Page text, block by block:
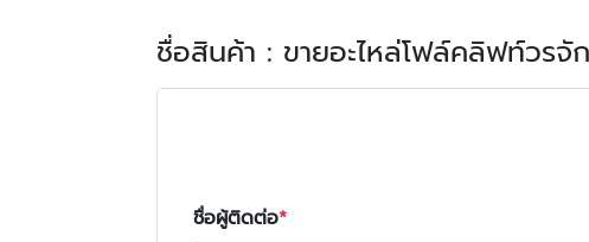
ชื่อสินค้า : ขายอะไหล่โฟล์คลิฟท์วรจั
ชื่อผู้ติดต่อ